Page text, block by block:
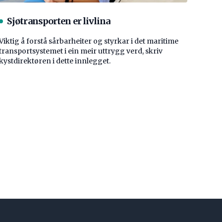
Sjøtransporten er livlina
å forstå ­sårbarheiter og styrkar i det maritime
i ein meir uttrygg verd, skriv
i dette innlegget.